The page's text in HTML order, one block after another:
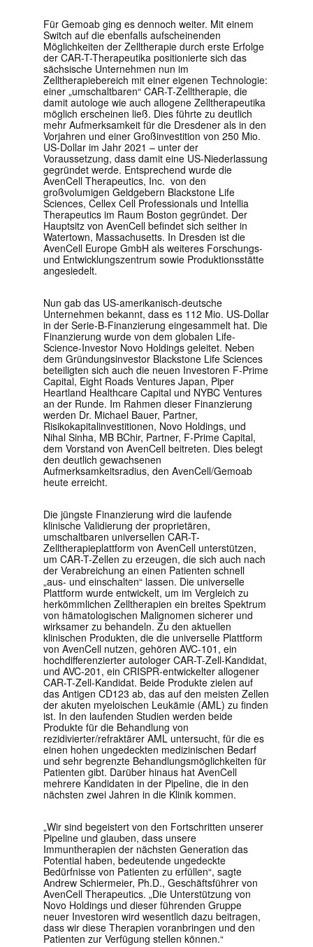
Für Gemoab ging es dennoch weiter. Mit einem
Switch auf die ebenfalls aufscheinenden
Möglichkeiten der Zelltherapie durch erste Erfolge
der CAR-T-Therapeutika positionierte sich das
sächsische Unternehmen nun im
Zelltherapiebereich mit einer eigenen Technologie:
einer „umschaltbaren“ CAR-T-Zelltherapie, die
damit autologe wie auch allogene Zelltherapeutika
möglich erscheinen ließ. Dies führte zu deutlich
mehr Aufmerksamkeit für die Dresdener als in den
Vorjahren und einer Großinvestition von 250 Mio.
US-Dollar im Jahr 2021 – unter der
Voraussetzung, dass damit eine US-Niederlassung
gegründet werde. Entsprechend wurde die
AvenCell Therapeutics, Inc. von den
großvolumigen Geldgebern Blackstone Life
Sciences, Cellex Cell Professionals und Intellia
Therapeutics im Raum Boston gegründet. Der
Hauptsitz von AvenCell befindet sich seither in
Watertown, Massachusetts. In Dresden ist die
AvenCell Europe GmbH als weiteres Forschungs-
und Entwicklungszentrum sowie Produktionsstätte
angesiedelt.
Nun gab das US-amerikanisch-deutsche
Unternehmen bekannt, dass es 112 Mio. US-Dollar
in der Serie-B-Finanzierung eingesammelt hat. Die
Finanzierung wurde von dem globalen Life-
Science-Investor Novo Holdings geleitet. Neben
dem Gründungsinvestor Blackstone Life Sciences
beteiligten sich auch die neuen Investoren F-Prime
Capital, Eight Roads Ventures Japan, Piper
Heartland Healthcare Capital und NYBC Ventures
an der Runde. Im Rahmen dieser Finanzierung
werden Dr. Michael Bauer, Partner,
Risikokapitalinvestitionen, Novo Holdings, und
Nihal Sinha, MB BChir, Partner, F-Prime Capital,
dem Vorstand von AvenCell beitreten. Dies belegt
den deutlich gewachsenen
Aufmerksamkeitsradius, den AvenCell/Gemoab
heute erreicht.
Die jüngste Finanzierung wird die laufende
klinische Validierung der proprietären,
umschaltbaren universellen CAR-T-
Zelltherapieplattform von AvenCell unterstützen,
um CAR-T-Zellen zu erzeugen, die sich auch nach
der Verabreichung an einen Patienten schnell
„aus- und einschalten“ lassen. Die universelle
Plattform wurde entwickelt, um im Vergleich zu
herkömmlichen Zelltherapien ein breites Spektrum
von hämatologischen Malignomen sicherer und
wirksamer zu behandeln. Zu den aktuellen
klinischen Produkten, die die universelle Plattform
von AvenCell nutzen, gehören AVC-101, ein
hochdifferenzierter autologer CAR-T-Zell-Kandidat,
und AVC-201, ein CRISPR-entwickelter allogener
CAR-T-Zell-Kandidat. Beide Produkte zielen auf
das Antigen CD123 ab, das auf den meistenZellen
der akuten myeloischen Leukämie (AML) zu finden
ist. In den laufenden Studien werden beide
Produkte für die Behandlung von
rezidivierter/refraktärer AML untersucht, für die es
einen hohen ungedeckten medizinischen Bedarf
und sehr begrenzte Behandlungsmöglichkeiten für
Patienten gibt. Darüber hinaus hat AvenCell
mehrere Kandidaten in der Pipeline, die in den
nächsten zwei Jahren in die Klinik kommen.
„Wir sind begeistert von den Fortschritten unserer
Pipeline und glauben, dass unsere
Immuntherapien der nächsten Generation das
Potential haben, bedeutende ungedeckte
Bedürfnisse von Patienten zu erfüllen“, sagte
Andrew Schiermeier, Ph.D., Geschäftsführer von
AvenCell Therapeutics. „Die Unterstützung von
Novo Holdings und dieser führenden Gruppe
neuer Investoren wird wesentlich dazu beitragen,
dass wir diese Therapien voranbringen und den
Patienten zur Verfügung stellen können.“